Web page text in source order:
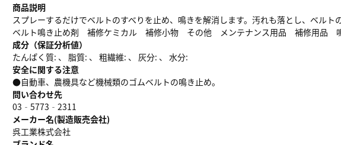
商品説明
スプレーするだけでベルトのすべりを止め、鳴きを解消します。汚れも落とし、ベルト
ベルト鳴き止め剤 補修ケミカル 補修小物 その他 メンテナンス用品 補修用品
成分（保証分析値）
たんぱく質: 、 脂質: 、 粗繊維: 、 灰分: 、 水分:
安全に関する注意
●自動車、農機具など機械類のゴムベルトの鳴き止め。
問い合わせ先
03‐5773‐2311
メーカー名(製造販売会社)
呉工業株式会社